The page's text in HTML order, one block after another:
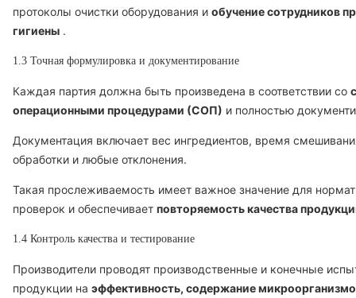
протоколы очистки оборудования и обучение сотрудников
гигиены .
1.3 Точная формулировка и документирование
Каждая партия должна быть произведена в соответствии со
операционными процедурами (СОП) и полностью
Документация включает вес ингредиентов, время
обработки и любые отклонения.
Такая прослеживаемость имеет важное значение для
проверок и обеспечивает повторяемость качества
1.4 Контроль качества и тестирование
Производители проводят производственные и конечные
продукции на эффективность, содержание